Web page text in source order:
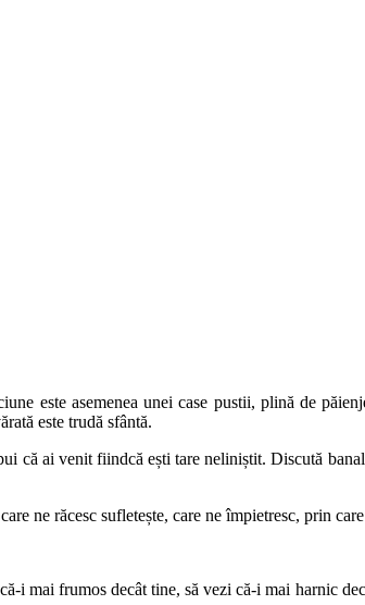
este asemenea unei case pustii, plină de
este trudă sfântă.
că ai venit fiindcă ești tare neliniștit. Discută
ne răcesc sufletește, care ne împietresc, prin
mai frumos decât tine, să vezi că‑i mai harnic